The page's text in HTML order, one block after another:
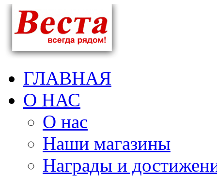
ГЛАВНАЯ
О НАС
О нас
Наши магазины
Награды и